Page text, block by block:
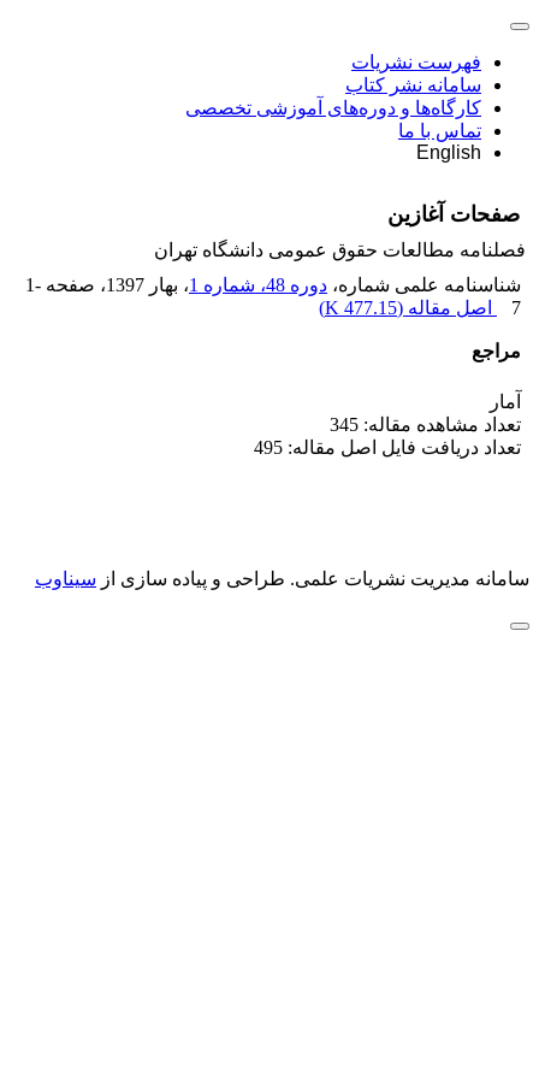
فهرست نشریات
سامانه نشر کتاب
کارگاه‌ها و دوره‌های آموزشی تخصصی
تماس با ما
English
صفحات آغازین
فصلنامه مطالعات حقوق عمومی دانشگاه تهران
شناسنامه علمی شماره، دوره 48، شماره 1 ، بهار 1397 ، صفحه 1-
7
اصل مقاله (477.15 K
)
مراجع
آمار
تعداد مشاهده مقاله: 345
تعداد دریافت فایل اصل مقاله: 495
سامانه مدیریت نشریات علمی. طراحی و پیاده سازی از سیناوب